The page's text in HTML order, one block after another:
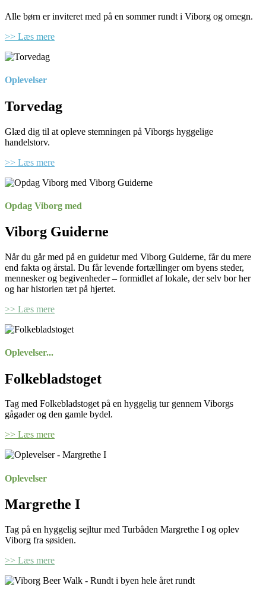
Alle børn er inviteret med på en sommer rundt i Viborg og omegn.
>> Læs mere
Oplevelser
Torvedag
Glæd dig til at opleve stemningen på Viborgs hyggelige
handelstorv.
>> Læs mere
Opdag Viborg med
Viborg Guiderne
Når du går med på en guidetur med Viborg Guiderne, får du mere
end fakta og årstal. Du får levende fortællinger om byens steder,
mennesker og begivenheder – formidlet af lokale, der selv bor her
og har historien tæt på hjertet.
>> Læs mere
Oplevelser...
Folkebladstoget
Tag med Folkebladstoget på en hyggelig tur gennem Viborgs
gågader og den gamle bydel.
>> Læs mere
Oplevelser
Margrethe I
Tag på en hyggelig sejltur med Turbåden Margrethe I og oplev
Viborg fra søsiden.
>> Læs mere